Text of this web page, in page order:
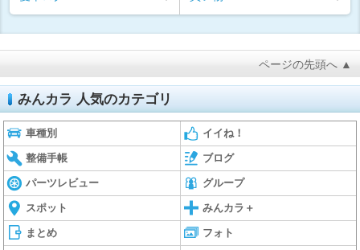
ページの先頭へ ▲
みんカラ 人気のカテゴリ
車種別 イイね！
整備手帳 ブログ
パーツレビュー グループ
スポット みんカラ＋
まとめ フォト